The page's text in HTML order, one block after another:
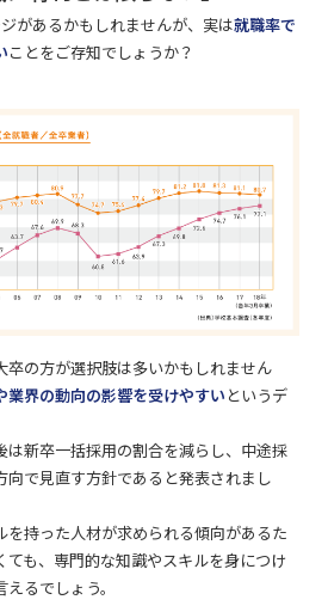
があるかもしれませんが、実は就職率で
ことをご存知でしょうか？
卒の方が選択肢は多いかもしれません
業界の動向の影響を受けやすい というデ
は新卒一括採用の割合を減らし、中途採
で見直す方針であると発表されまし
持った人材が求められる傾向があるた
ても、専門的な知識やスキルを身につけ
るでしょう。